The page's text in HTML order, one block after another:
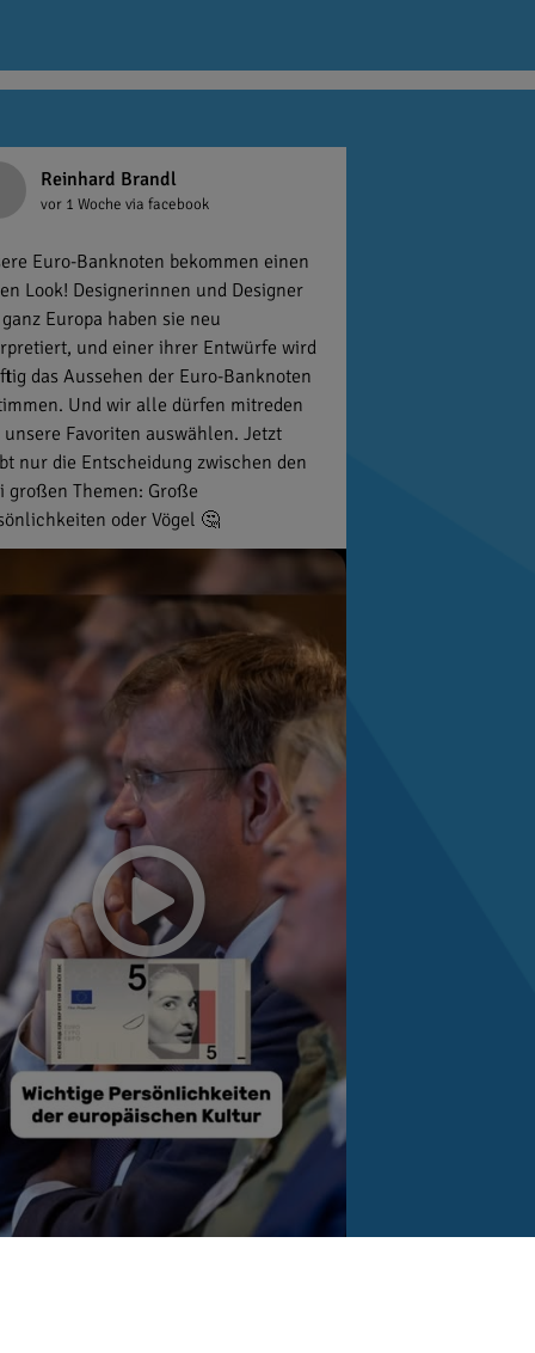
Reinhard Brandl
vor 1 Woche via facebook
Euro-Banknoten bekommen einen
Look! Designerinnen und Designer
Europa haben sie neu
und einer ihrer Entwürfe wird
das Aussehen der Euro-Banknoten
Und wir alle dürfen mitreden
unsere Favoriten auswählen. Jetzt
nur die Entscheidung zwischen den
großen Themen: Große
oder Vögel 🤔